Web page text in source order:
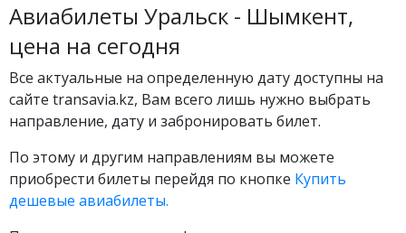
Авиабилеты Уральск - Шымкент,
цена на сегодня
Все актуальные на определенную дату доступны на
сайте transavia.kz, Вам всего лишь нужно выбрать
направление, дату и забронировать билет.
По этому и другим направлениям вы можете
приобрести билеты перейдя по кнопке Купить
дешевые авиабилеты.